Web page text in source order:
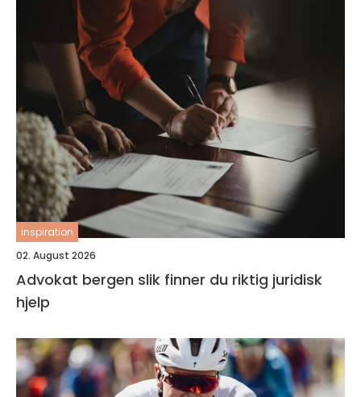
inspiration
02. August 2026
Advokat bergen slik finner du riktig juridisk
hjelp